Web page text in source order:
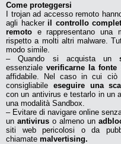
Come proteggersi
I trojan ad accesso remoto
agli hacker il controllo
remoto e rappresentano una
rispetto a molti altri malware.
modo simile.
– Quando si acquista un
essenzialeverificarne la fonte
affidabile. Nel caso in cui ciò
consigliabile eseguire una
con un antivirus e testarlo in un
una modalità Sandbox.
– Evitare di navigare online
un antivirus o almeno un
siti web pericolosi o da
chiamate malvertising.